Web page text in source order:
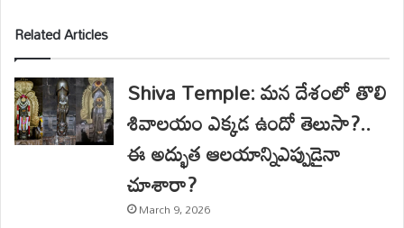
Related Articles
Shiva Temple: మన దేశంలో తొలి
శివాలయం ఎక్కడ ఉందో తెలుసా?..
ఈ అద్భుత ఆలయాన్నిఎప్పుడైనా
చూశారా?
March 9, 2026